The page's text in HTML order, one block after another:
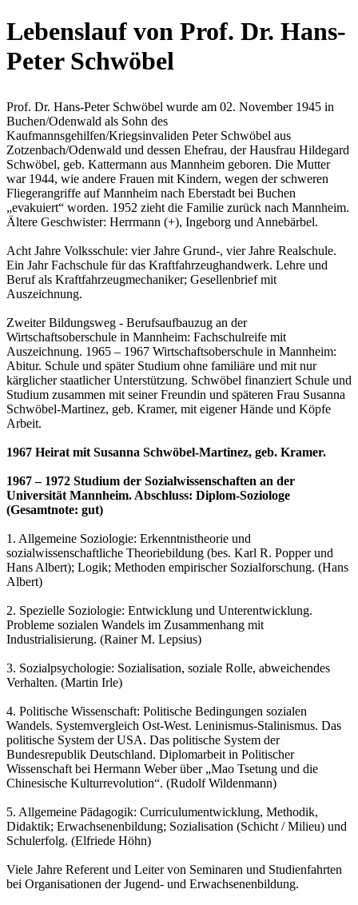
Lebenslauf von Prof. Dr. Hans-
Peter Schwöbel
Prof. Dr. Hans-Peter Schwöbel wurde am 02. November 1945 in
Buchen/Odenwald als Sohn des
Kaufmannsgehilfen/Kriegsinvaliden Peter Schwöbel aus
Zotzenbach/Odenwald und dessen Ehefrau, der Hausfrau Hildegard
Schwöbel, geb. Kattermann aus Mannheim geboren. Die Mutter
war 1944, wie andere Frauen mit Kindern, wegen der schweren
Fliegerangriffe auf Mannheim nach Eberstadt bei Buchen
„evakuiert“ worden. 1952 zieht die Familie zurück nach Mannheim.
Ältere Geschwister: Herrmann (+), Ingeborg und Annebärbel.
Acht Jahre Volksschule: vier Jahre Grund-, vier Jahre Realschule.
Ein Jahr Fachschule für das Kraftfahrzeughandwerk. Lehre und
Beruf als Kraftfahrzeugmechaniker; Gesellenbrief mit
Auszeichnung.
Zweiter Bildungsweg - Berufsaufbauzug an der
Wirtschaftsoberschule in Mannheim: Fachschulreife mit
Auszeichnung. 1965 – 1967 Wirtschaftsoberschule in Mannheim:
Abitur. Schule und später Studium ohne familiäre und mit nur
kärglicher staatlicher Unterstützung. Schwöbel finanziert Schule und
Studium zusammen mit seiner Freundin und späteren Frau Susanna
Schwöbel-Martinez, geb. Kramer, mit eigener Hände und Köpfe
Arbeit.
1967 Heirat mit Susanna Schwöbel-Martinez, geb. Kramer.
1967 – 1972 Studium der Sozialwissenschaften an der
Universität Mannheim. Abschluss: Diplom-Soziologe
(Gesamtnote: gut)
1. Allgemeine Soziologie: Erkenntnistheorie und
sozialwissenschaftliche Theoriebildung (bes. Karl R. Popper und
Hans Albert); Logik; Methoden empirischer Sozialforschung. (Hans
Albert)
2. Spezielle Soziologie: Entwicklung und Unterentwicklung.
Probleme sozialen Wandels im Zusammenhang mit
Industrialisierung. (Rainer M. Lepsius)
3. Sozialpsychologie: Sozialisation, soziale Rolle, abweichendes
Verhalten. (Martin Irle)
4. Politische Wissenschaft: Politische Bedingungen sozialen
Wandels. Systemvergleich Ost-West. Leninismus-Stalinismus. Das
politische System der USA. Das politische System der
Bundesrepublik Deutschland. Diplomarbeit in Politischer
Wissenschaft bei Hermann Weber über „Mao Tsetung und die
Chinesische Kulturrevolution“. (Rudolf Wildenmann)
5. Allgemeine Pädagogik: Curriculumentwicklung, Methodik,
Didaktik; Erwachsenenbildung; Sozialisation (Schicht / Milieu) und
Schulerfolg. (Elfriede Höhn)
Viele Jahre Referent und Leiter von Seminaren und Studienfahrten
bei Organisationen der Jugend- und Erwachsenenbildung.